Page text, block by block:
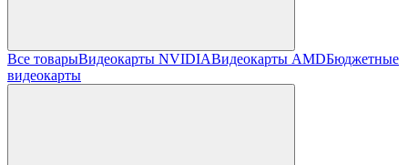
Все товарыВидеокарты NVIDIAВидеокарты AMDБюджетные
видеокарты